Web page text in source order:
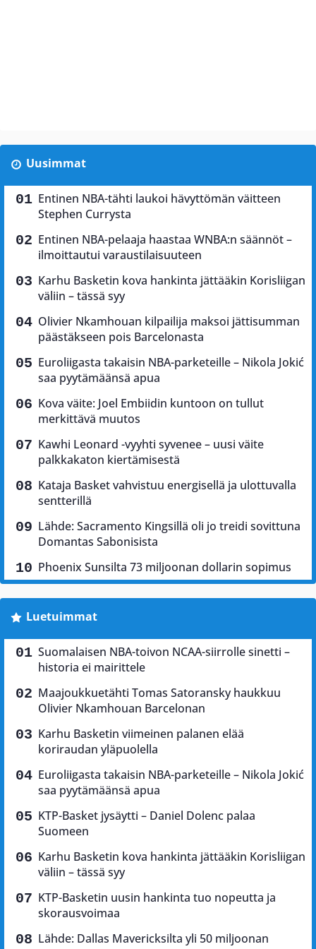
Uusimmat
Entinen NBA-tähti laukoi hävyttömän väitteen
Stephen Currysta
Entinen NBA-pelaaja haastaa WNBA:n säännöt –
ilmoittautui varaustilaisuuteen
Karhu Basketin kova hankinta jättääkin Korisliigan
väliin – tässä syy
Olivier Nkamhouan kilpailija maksoi jättisumman
päästäkseen pois Barcelonasta
Euroliigasta takaisin NBA-parketeille – Nikola Jokić
saa pyytämäänsä apua
Kova väite: Joel Embiidin kuntoon on tullut
merkittävä muutos
Kawhi Leonard -vyyhti syvenee – uusi väite
palkkakaton kiertämisestä
Kataja Basket vahvistuu energisellä ja ulottuvalla
sentterillä
Lähde: Sacramento Kingsillä oli jo treidi sovittuna
Domantas Sabonisista
Phoenix Sunsilta 73 miljoonan dollarin sopimus
Luetuimmat
Suomalaisen NBA-toivon NCAA-siirrolle sinetti –
historia ei mairittele
Maajoukkuetähti Tomas Satoransky haukkuu
Olivier Nkamhouan Barcelonan
Karhu Basketin viimeinen palanen elää
koriraudan yläpuolella
Euroliigasta takaisin NBA-parketeille – Nikola Jokić
saa pyytämäänsä apua
KTP-Basket jysäytti – Daniel Dolenc palaa
Suomeen
Karhu Basketin kova hankinta jättääkin Korisliigan
väliin – tässä syy
KTP-Basketin uusin hankinta tuo nopeutta ja
skorausvoimaa
Lähde: Dallas Mavericksilta yli 50 miljoonan